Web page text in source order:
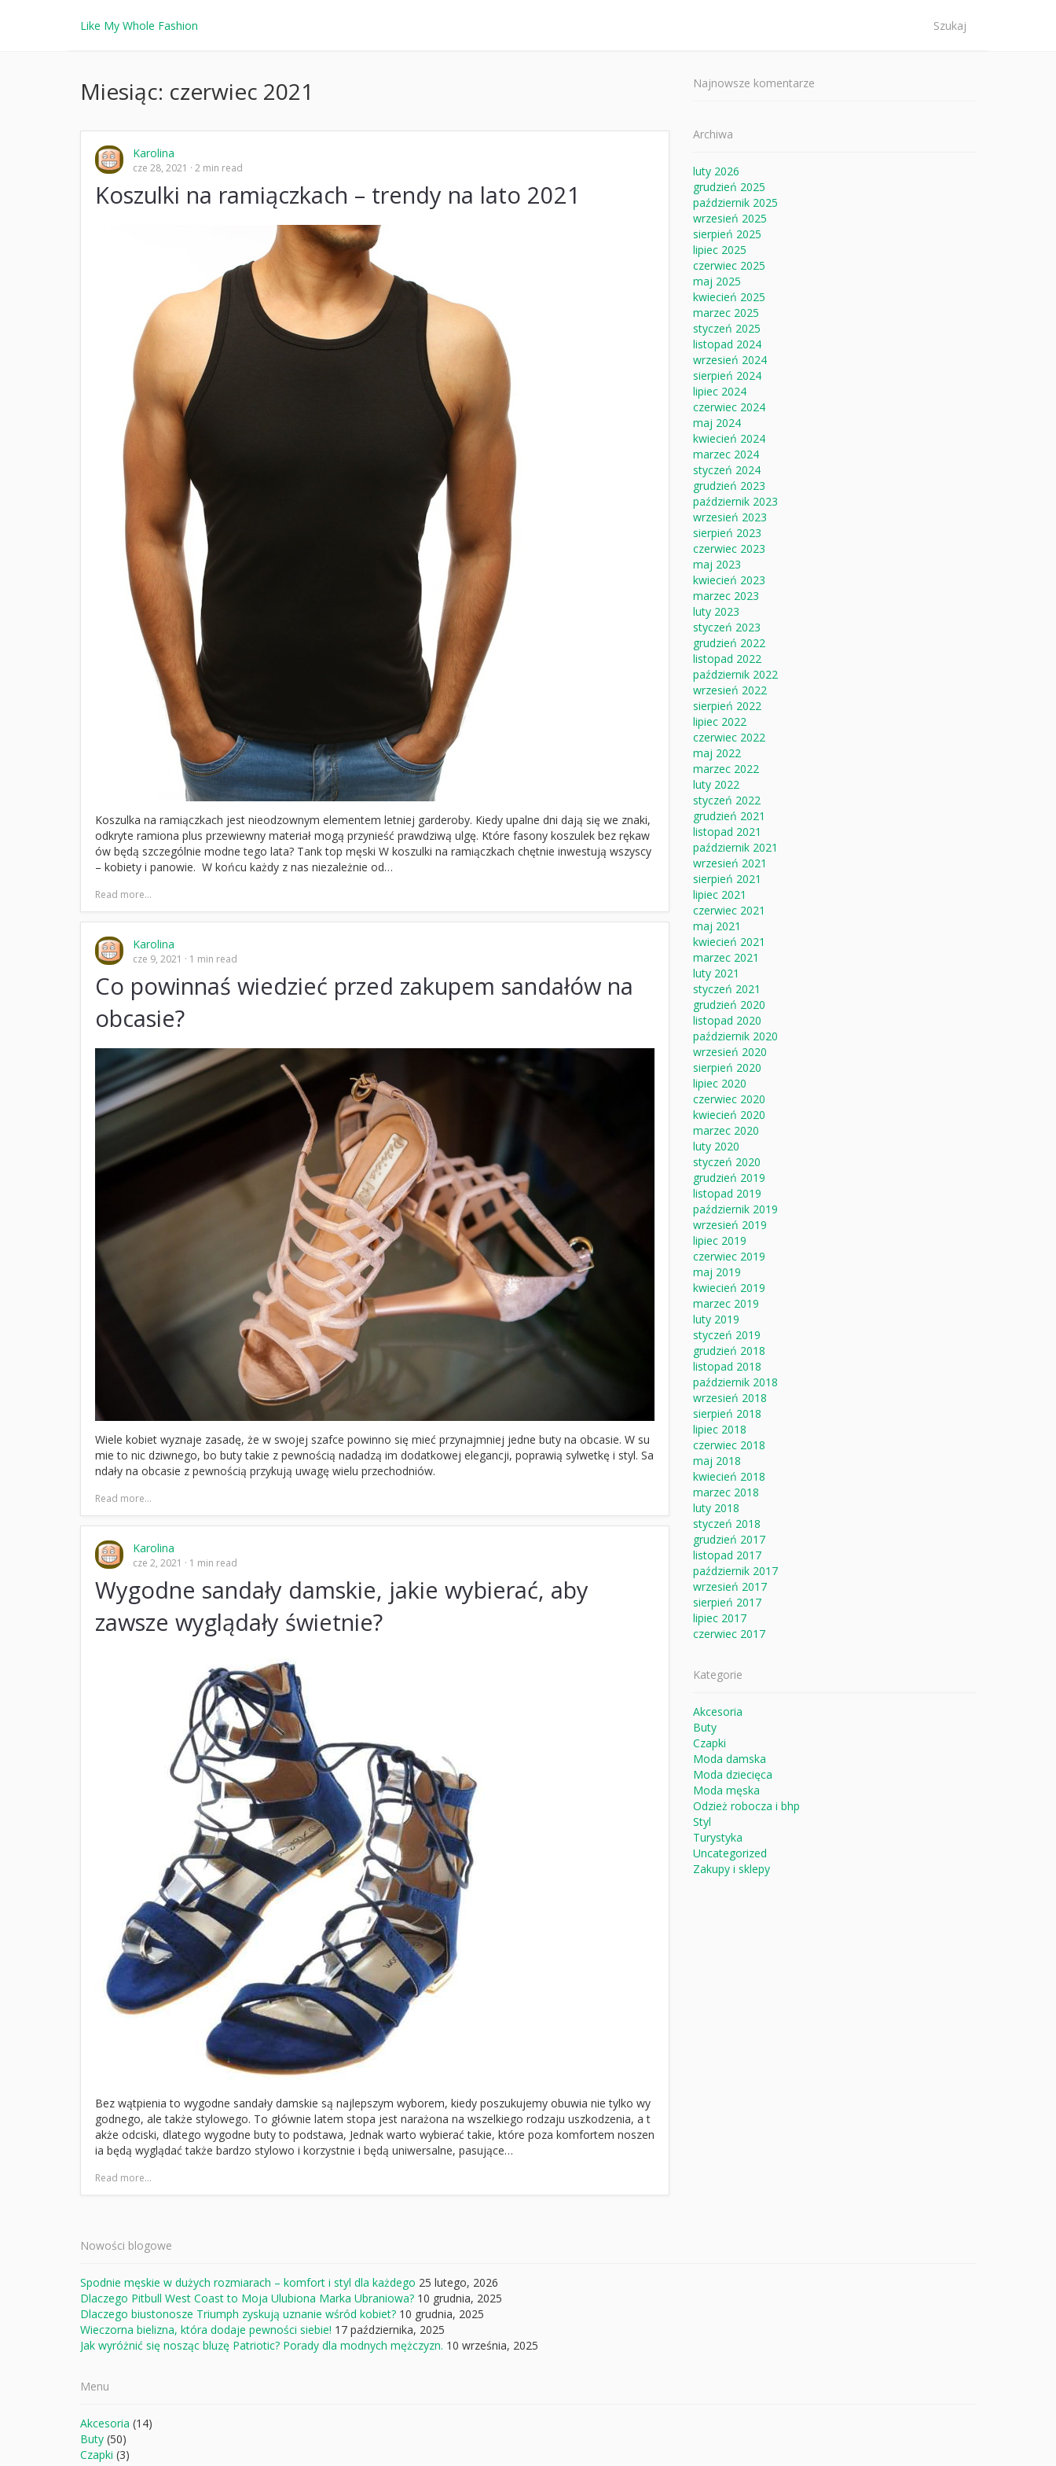
Like My Whole Fashion
Miesiąc: czerwiec 2021
Karolina
cze 28, 2021 2 min read
Koszulki na ramiączkach – trendy na lato 2021
Koszulka na ramiączkach jest nieodzownym elementem letniej garderoby. Kiedy upalne dni dają się we znaki,
odkryte ramiona plus przewiewny materiał mogą przynieść prawdziwą ulgę. Które fasony koszulek bez rękaw
ów będą szczególnie modne tego lata? Tank top męski W koszulki na ramiączkach chętnie inwestują wszyscy
– kobiety i panowie. W końcu każdy z nas niezależnie od…
Read more...
Karolina
cze 9, 2021 1 min read
Co powinnaś wiedzieć przed zakupem sandałów na
obcasie?
Wiele kobiet wyznaje zasadę, że w swojej szafce powinno się mieć przynajmniej jedne buty na obcasie. W su
mie to nic dziwnego, bo buty takie z pewnością nadadzą im dodatkowej elegancji, poprawią sylwetkę i styl. Sa
ndały na obcasie z pewnością przykują uwagę wielu przechodniów.
Read more...
Karolina
cze 2, 2021 1 min read
Wygodne sandały damskie, jakie wybierać, aby
zawsze wyglądały świetnie?
Bez wątpienia to wygodne sandały damskie są najlepszym wyborem, kiedy poszukujemy obuwia nie tylko wy
godnego, ale także stylowego. To głównie latem stopa jest narażona na wszelkiego rodzaju uszkodzenia, a t
akże odciski, dlatego wygodne buty to podstawa, Jednak warto wybierać takie, które poza komfortem noszen
ia będą wyglądać także bardzo stylowo i korzystnie i będą uniwersalne, pasujące…
Read more...
Najnowsze komentarze
Archiwa
luty 2026
grudzień 2025
październik 2025
wrzesień 2025
sierpień 2025
lipiec 2025
czerwiec 2025
maj 2025
kwiecień 2025
marzec 2025
styczeń 2025
listopad 2024
wrzesień 2024
sierpień 2024
lipiec 2024
czerwiec 2024
maj 2024
kwiecień 2024
marzec 2024
styczeń 2024
grudzień 2023
październik 2023
wrzesień 2023
sierpień 2023
czerwiec 2023
maj 2023
kwiecień 2023
marzec 2023
luty 2023
styczeń 2023
grudzień 2022
listopad 2022
październik 2022
wrzesień 2022
sierpień 2022
lipiec 2022
czerwiec 2022
maj 2022
marzec 2022
luty 2022
styczeń 2022
grudzień 2021
listopad 2021
październik 2021
wrzesień 2021
sierpień 2021
lipiec 2021
czerwiec 2021
maj 2021
kwiecień 2021
marzec 2021
luty 2021
styczeń 2021
grudzień 2020
listopad 2020
październik 2020
wrzesień 2020
sierpień 2020
lipiec 2020
czerwiec 2020
kwiecień 2020
marzec 2020
luty 2020
styczeń 2020
grudzień 2019
listopad 2019
październik 2019
wrzesień 2019
lipiec 2019
czerwiec 2019
maj 2019
kwiecień 2019
marzec 2019
luty 2019
styczeń 2019
grudzień 2018
listopad 2018
październik 2018
wrzesień 2018
sierpień 2018
lipiec 2018
czerwiec 2018
maj 2018
kwiecień 2018
marzec 2018
luty 2018
styczeń 2018
grudzień 2017
listopad 2017
październik 2017
wrzesień 2017
sierpień 2017
lipiec 2017
czerwiec 2017
Kategorie
Akcesoria
Buty
Czapki
Moda damska
Moda dziecięca
Moda męska
Odzież robocza i bhp
Styl
Turystyka
Uncategorized
Zakupy i sklepy
Nowości blogowe
Spodnie męskie w dużych rozmiarach – komfort i styl dla każdego 25 lutego, 2026
Dlaczego Pitbull West Coast to Moja Ulubiona Marka Ubraniowa? 10 grudnia, 2025
Dlaczego biustonosze Triumph zyskują uznanie wśród kobiet? 10 grudnia, 2025
Wieczorna bielizna, która dodaje pewności siebie! 17 października, 2025
Jak wyróżnić się nosząc bluzę Patriotic? Porady dla modnych mężczyzn. 10 września, 2025
Menu
Akcesoria (14)
Buty (50)
Czapki (3)